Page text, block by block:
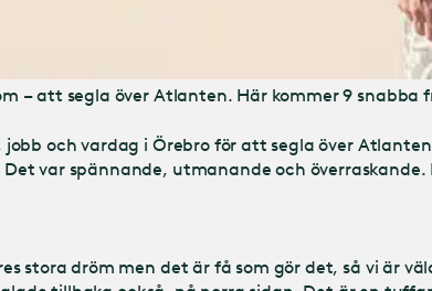
– att segla över Atlanten. Här kommer 9
och vardag i Örebro för att segla över
Det var spännande, utmanande och
stora dröm men det är få som gör det, så vi är